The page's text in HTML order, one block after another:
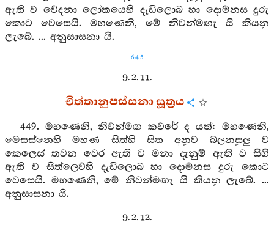
ඇති ව වේදනා ලෝකයෙහි දැඩිලොබ හා දොම්නස දුරු
කොට වෙසෙයි. මහණෙනි, මේ නිවන්මඟැ යි කියනු
ලැබේ. ... අනුසාසනා යි.
645
9. 2. 11.
චිත්තානුපස්සනා සූත්‍රය
449. මහණෙනි, නිවන්මඟ කවරේ ද යත්: මහණෙනි,
මෙසස්නෙහි මහණ සිත්හි සිත අනුව බලනසුලු ව
කෙලෙස් තවන වෙර ඇති ව මනා දැනුම් ඇති ව සිහි
ඇති ව සිත්ලෙව්හි දැඩිලොබ හා දොම්නස දුරු කොට
වෙසෙයි. මහණෙනි, මේ නිවන්මඟැ යි කියනු ලැබේ. ...
අනුසාසනා යි.
9. 2. 12.